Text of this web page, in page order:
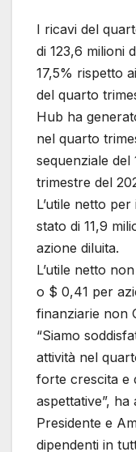
I ricavi del
di 123,6 milioni
17,5% rispetto
del quarto
Hub ha
nel quarto
sequenziale
trimestre del
L’utile netto
stato di 11,9
azione diluita.
L’utile netto
o $ 0,41 per
finanziarie non
“Siamo
attività nel
forte crescita e
aspettative”,
Presidente e
dipendenti in